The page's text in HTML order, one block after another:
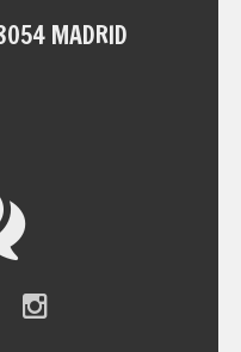
MADRID